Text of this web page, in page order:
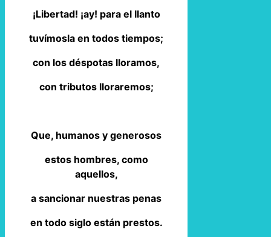
¡Libertad! ¡ay! para el llanto
tuvímosla en todos tiempos;
con los déspotas lloramos,
con tributos lloraremos;
Que, humanos y generosos
estos hombres, como
aquellos,
a sancionar nuestras penas
en todo siglo están prestos.